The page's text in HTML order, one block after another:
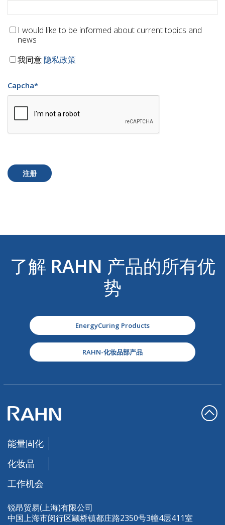
I would like to be informed about current topics and
news
我同意隐私政策
Capcha*
注册
了解 RAHN 产品的所有优
势
EnergyCuring Products
RAHN-化妆品部产品
锐昂贸易(上海)有限公司
中国上海市闵行区颛桥镇都庄路2350号3幢4层411室
能量固化
化妆品
工作机会